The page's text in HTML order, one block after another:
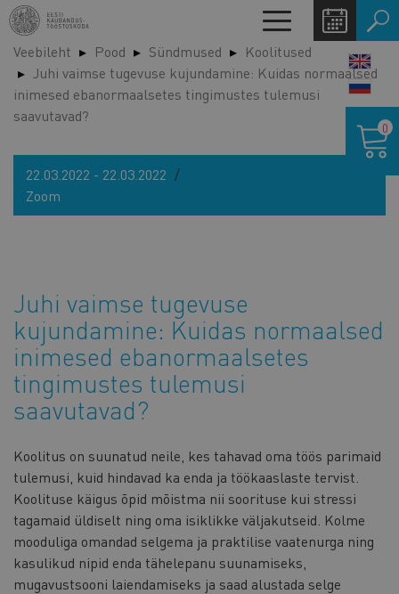
Liigu
edasi
põhisisu
juurde
Toggle
navigation
Veebileht Pood Sündmused
Koolitused
Juhi vaimse tugevuse kujundamine: Kuidas normaalsed
inimesed ebanormaalsetes tingimustes tulemusi
saavutavad?
22.03.2022 - 22.03.2022
Zoom
Juhi vaimse tugevuse
kujundamine: Kuidas normaalsed
inimesed ebanormaalsetes
tingimustes tulemusi
saavutavad?
Koolitus on suunatud neile, kes tahavad oma töös parimaid
tulemusi, kuid hindavad ka enda ja töökaaslaste tervist.
Koolituse käigus õpid mõistma nii soorituse kui stressi
tagamaid üldiselt ning oma isiklikke väljakutseid. Kolme
mooduliga omandad selgema ja praktilise vaatenurga ning
kasulikud nipid enda tähelepanu suunamiseks,
mugavustsooni laiendamiseks ja saad alustada selge
0